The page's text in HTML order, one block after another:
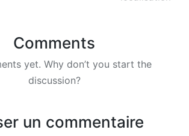
Comments
yet. Why don’t you start the
discussion?
un commentaire